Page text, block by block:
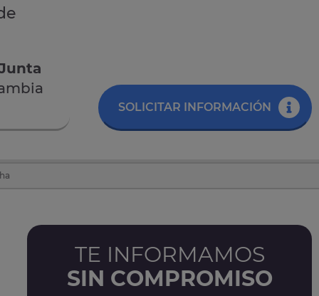
SOLICITAR INFORMACIÓN
TE INFORMAMOS
SIN COMPROMISO